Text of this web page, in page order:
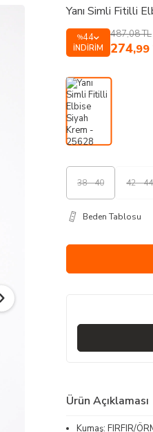
Yanı Simli Fitilli
%44
İNDIRIM
487,08TL
274,99
38 - 40 42 - 44
Beden Tablosu
Ürün Açıklaması
Kumaş: FIRFIR/